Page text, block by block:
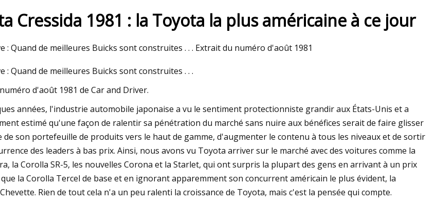
glaces pour bien
Sep 26, 2023
Les 6 meilleurs essuie-glaces et
voiture de 2023
Cressida 1981 : la Toyota la plus américaine à ce jour
: Quand de meilleures Buicks sont construites . . . Extrait du numéro d'août 1981
: Quand de meilleures Buicks sont construites . . .
d'août 1981 de Car and Driver.
années, l'industrie automobile japonaise a vu le sentiment protectionniste grandir aux États-Unis et a
estimé qu'une façon de ralentir sa pénétration du marché sans nuire aux bénéfices serait de faire glisser
de son portefeuille de produits vers le haut de gamme, d'augmenter le contenu à tous les niveaux et de sortir
des leaders à bas prix. Ainsi, nous avons vu Toyota arriver sur le marché avec des voitures comme la
la Corolla SR-5, les nouvelles Corona et la Starlet, qui ont surpris la plupart des gens en arrivant à un prix
la Corolla Tercel de base et en ignorant apparemment son concurrent américain le plus évident, la
Rien de tout cela n'a un peu ralenti la croissance de Toyota, mais c'est la pensée qui compte.